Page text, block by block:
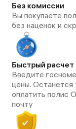
Без комиссии
Вы покупаете
без наценок и
Быстрый расчет
Введите
цены. Останется
оплатить полис
почту